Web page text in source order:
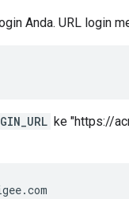
Anda. URL login
ke "https://